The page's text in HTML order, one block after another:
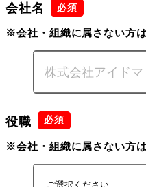
会社名
※会社・組織に属さない方
役職
※会社・組織に属さない方